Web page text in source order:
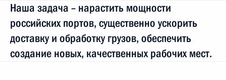
Наша задача – нарастить мощности
российских портов, существенно ускорить
доставку и обработку грузов, обеспечить
создание новых, качественных рабочих мест.